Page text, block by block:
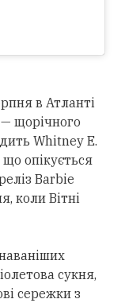
в Атланті
— щорічного
Whitney E.
опікується
Barbie
коли Вітні
сукня,
сережки з